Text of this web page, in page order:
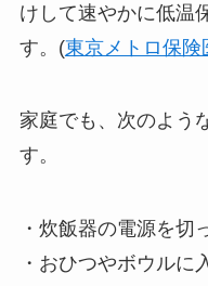
けして速やかに低温
す。(東京メトロ保険
家庭でも、次のよう
す。
・炊飯器の電源を切
・おひつやボウルに